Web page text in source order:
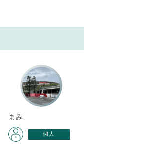
まみ
個人